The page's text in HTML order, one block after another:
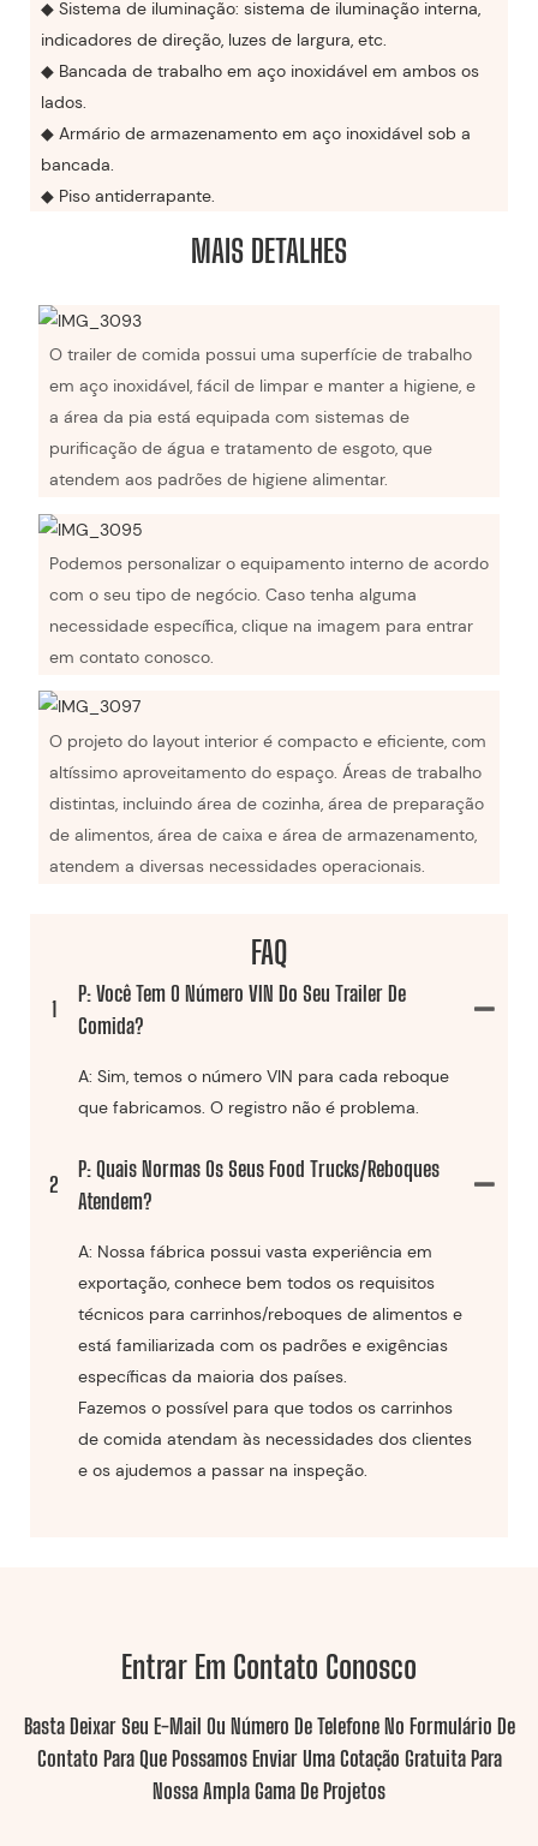
◆ Sistema de iluminação: sistema de iluminação interna,
indicadores de direção, luzes de largura, etc.
◆ Bancada de trabalho em aço inoxidável em ambos os
lados.
◆ Armário de armazenamento em aço inoxidável sob a
bancada.
◆ Piso antiderrapante.
MAIS DETALHES
O trailer de comida possui uma superfície de trabalho
em aço inoxidável, fácil de limpar e manter a higiene, e
a área da pia está equipada com sistemas de
purificação de água e tratamento de esgoto, que
atendem aos padrões de higiene alimentar.
Podemos personalizar o equipamento interno de acordo
com o seu tipo de negócio. Caso tenha alguma
necessidade específica, clique na imagem para entrar
em contato conosco.
O projeto do layout interior é compacto e eficiente, com
altíssimo aproveitamento do espaço. Áreas de trabalho
distintas, incluindo área de cozinha, área de preparação
de alimentos, área de caixa e área de armazenamento,
atendem a diversas necessidades operacionais.
FAQ
1
P: Você Tem O Número VIN Do Seu Trailer De
Comida?
A: Sim, temos o número VIN para cada reboque
que fabricamos. O registro não é problema.
2
P: Quais Normas Os Seus Food Trucks/reboques
Atendem?
A: Nossa fábrica possui vasta experiência em
exportação, conhece bem todos os requisitos
técnicos para carrinhos/reboques de alimentos e
está familiarizada com os padrões e exigências
específicas da maioria dos países.
Fazemos o possível para que todos os carrinhos
de comida atendam às necessidades dos clientes
e os ajudemos a passar na inspeção.
Entrar Em Contato Conosco
Basta Deixar Seu E-Mail Ou Número De Telefone No Formulário De
Contato Para Que Possamos Enviar Uma Cotação Gratuita Para
Nossa Ampla Gama De Projetos